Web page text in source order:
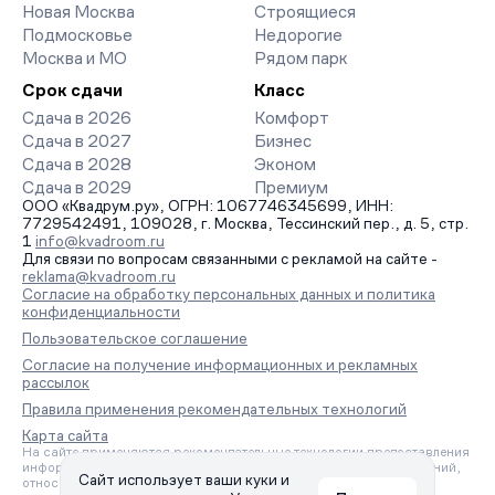
Новая Москва
Подмосковье
Москва и МО
Строящиеся
Недорогие
Рядом парк
Срок сдачи
Сдача в 2026
Сдача в 2027
Сдача в 2028
Сдача в 2029
Класс
Комфорт
Бизнес
Эконом
Премиум
ООО «Квадрум.ру», ОГРН: 1067746345699, ИНН:
7729542491, 109028, г. Москва, Тессинский пер., д. 5, стр.
1 info@kvadroom.ru
Для связи по вопросам связанными с рекламой на сайте -
reklama@kvadroom.ru
Согласие на обработку персональных данных и политика
конфиденциальности
Пользовательское соглашение
Согласие на получение информационных и рекламных
рассылок
Правила применения рекомендательных технологий
Карта сайта
На сайте применяются рекомендательные технологии предоставления
информации на основе сбора, систематизации и анализа сведений,
относящихся к предпочтениям пользователей сети «Интернет»,
Сайт использует ваши куки и